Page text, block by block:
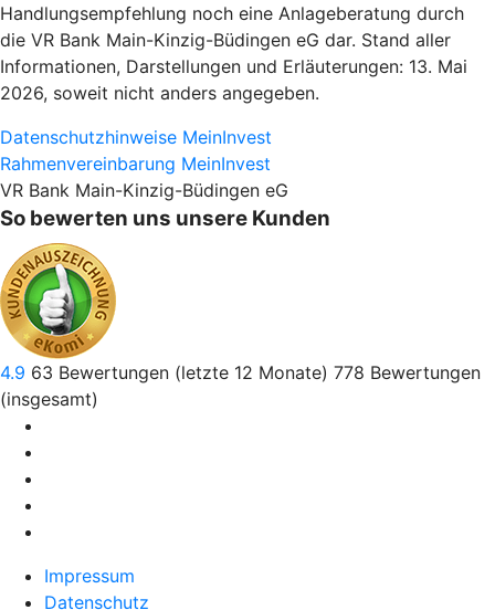
Handlungsempfehlung noch eine Anlageberatung durch
die VR Bank Main-Kinzig-Büdingen eG dar. Stand aller
Informationen, Darstellungen und Erläuterungen: 13. Mai
2026, soweit nicht anders angegeben.
Datenschutzhinweise MeinInvest
Rahmenvereinbarung MeinInvest
VR Bank Main-Kinzig-Büdingen eG
So bewerten uns unsere Kunden
4.9 63 Bewertungen (letzte 12 Monate) 778 Bewertungen
(insgesamt)
Impressum
Datenschutz